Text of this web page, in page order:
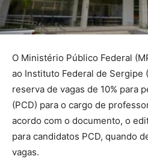
O Ministério Público Federal
ao Instituto Federal de Sergipe
reserva de vagas de 10% para
(PCD) para o cargo de
acordo com o documento, o
para candidatos PCD, quando
vagas.